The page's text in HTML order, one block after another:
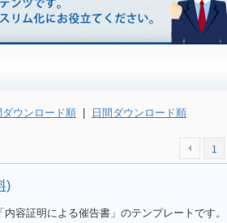
ダウンロード順 | 日間ダウンロード順
1
)
容証明による催告書」のテンプレートです。